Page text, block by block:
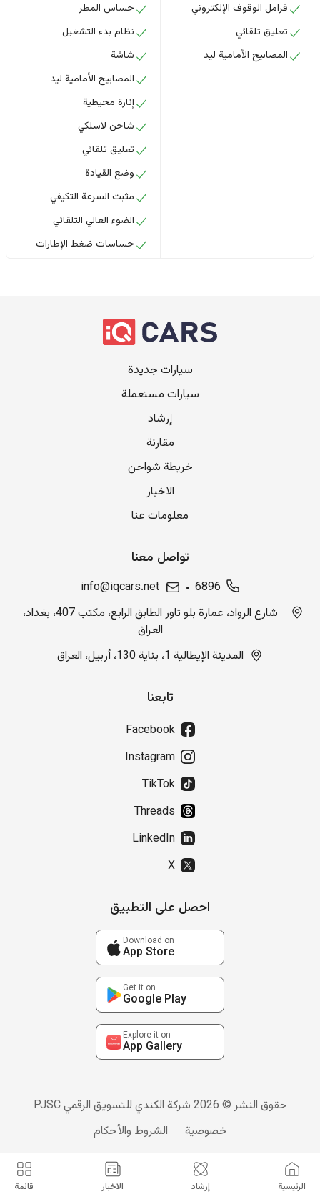
الرئيسية إرشاد الاخبار قائمة
فرامل الوقوف الإلكتروني
تعليق تلقائي
المصابيح الأمامية ليد
حساس المطر
نظام بدء التشغيل
شاشة
المصابيح الأمامية ليد
إنارة محيطية
شاحن لاسلكي
تعليق تلقائي
وضع القيادة
مثبت السرعة التكيفي
الضوء العالي التلقائي
حساسات ضغط الإطارات
سيارات جديدة
سيارات مستعملة
إرشاد
مقارنة
خريطة شواحن
الاخبار
معلومات عنا
تواصل معنا
6896
info@iqcars.net
شارع الرواد، عمارة بلو تاور الطابق الرابع، مكتب 407، بغداد،
العراق
المدينة الإيطالية 1، بناية 130، أربيل، العراق
تابعنا
Facebook
Instagram
TikTok
Threads
LinkedIn
X
احصل على التطبيق
Download on
App Store
Get it on
Google Play
Explore it on
App Gallery
حقوق النشر © 2026 شركة الكندي للتسويق الرقمي PJSC
خصوصية
الشروط والأحكام